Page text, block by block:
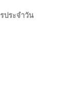
ประจำวัน